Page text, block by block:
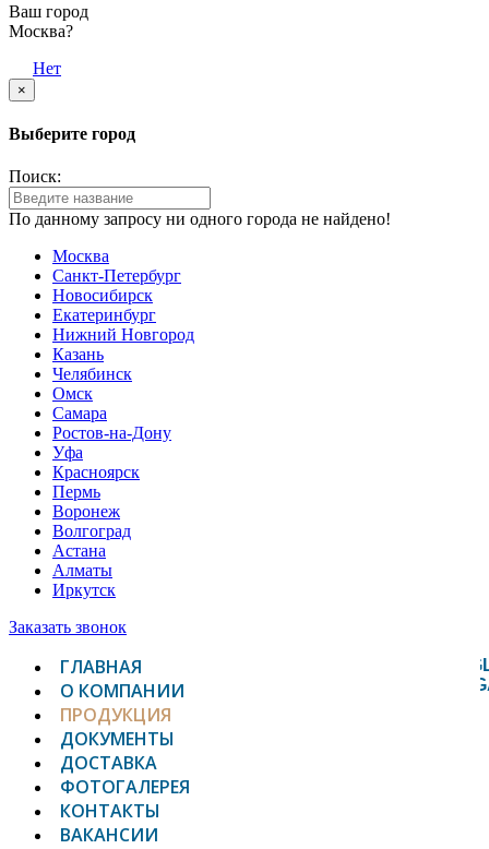
Ваш город
Москва?
Нет
×
Выберите город
Поиск:
По данному запросу ни одного города не найдено!
Москва
Санкт-Петербург
Новосибирск
Екатеринбург
Нижний Новгород
Казань
Челябинск
Омск
Самара
Ростов-на-Дону
Уфа
Красноярск
Пермь
Воронеж
Волгоград
Астана
Алматы
Иркутск
Заказать звонок
ГЛАВНАЯ
О КОМПАНИИ
ПРОДУКЦИЯ
ДОКУМЕНТЫ
ДОСТАВКА
ФОТОГАЛЕРЕЯ
КОНТАКТЫ
ВАКАНСИИ